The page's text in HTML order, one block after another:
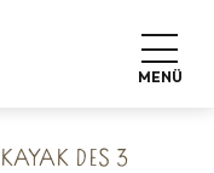
MENÜ
Veranstaltungskalender
3 Rivières
DES 3